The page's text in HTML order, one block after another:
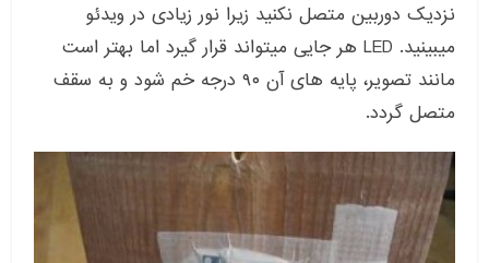
نزدیک دوربین متصل نکنید زیرا نور زیادی در ویدئو
میبینید. LED هر جایی میتواند قرار گیرد اما بهتر است
مانند تصویر، پایه های آن ۹۰ درجه خم شود و به سقف
متصل گردد.